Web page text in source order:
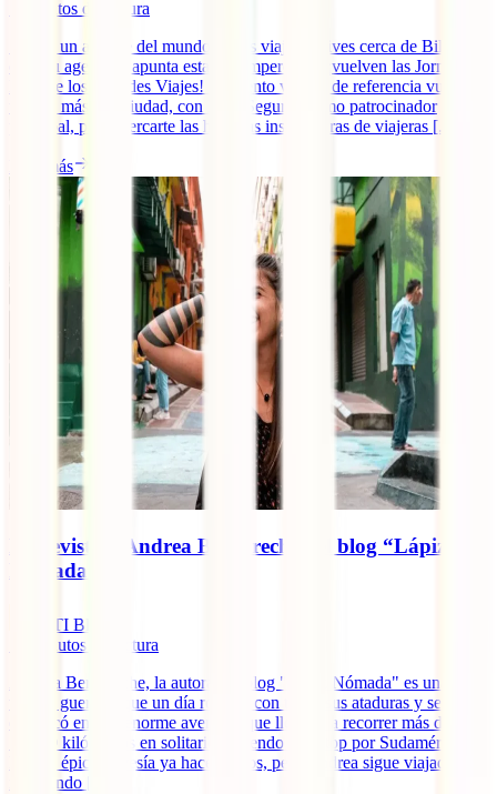
minutos de lectura
Si eres un amante del mundo de los viajes y vives cerca de Bilbao,
coge tu agenda y apunta esta cita imperdible: ¡vuelven las Jornadas
IATI de los Grandes Viajes! El evento viajero de referencia vuelve
un año más a la ciudad, con IATI Seguros como patrocinador
principal, para acercarte las historias inspiradoras de viajeras [...]
Leer más
Entrevista a Andrea Bergareche del blog “Lápiz
Nómada”
IATI Blog
minutos de lectura
Andrea Bergareche, la autora del blog "Lápiz Nómada" es una
viajera guerrera que un día rompió con todas sus ataduras y se
embarcó en una enorme aventura que llevaría a recorrer más de
10.000 kilómetros en solitario haciendo autostop por Sudamérica.
De esa épica travesía ya hace 5 años, pero Andrea sigue viajado e
inspirando [...]